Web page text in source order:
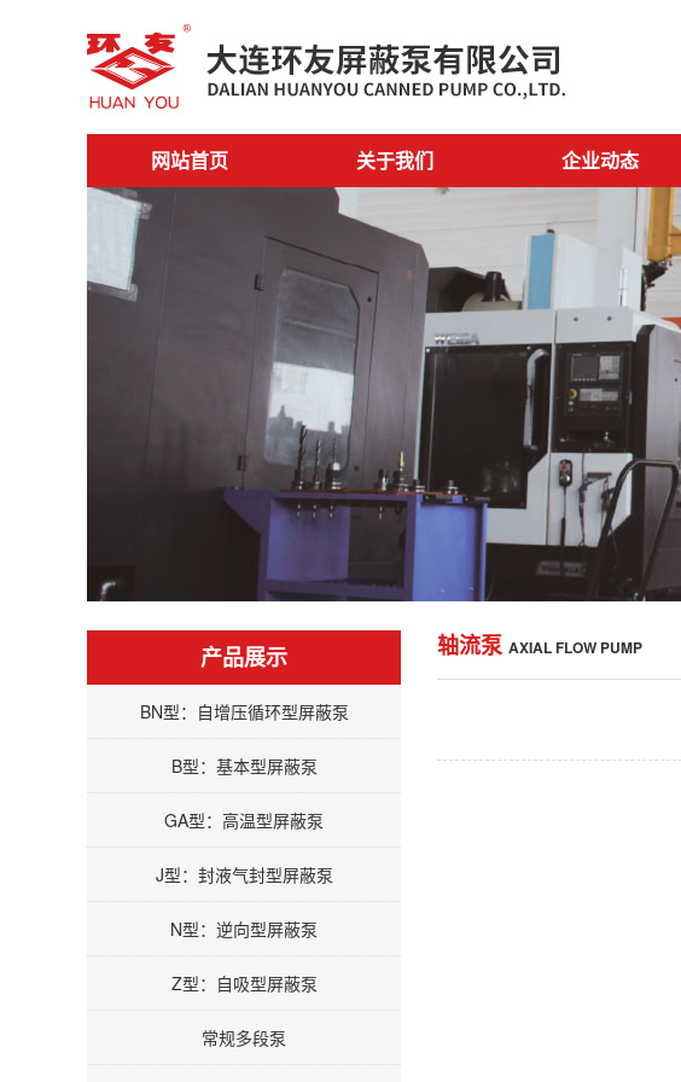
网站首页 关于我们 企业动态
产品展示
BN型：自增压循环型屏蔽泵
B型：基本型屏蔽泵
GA型：高温型屏蔽泵
J型：封液气封型屏蔽泵
N型：逆向型屏蔽泵
Z型：自吸型屏蔽泵
常规多段泵
轴流泵 AXIAL FLOW PUMP